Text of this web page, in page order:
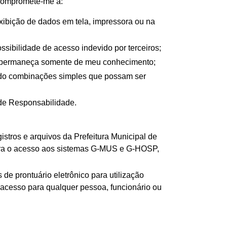
de dados em tela, impressora ou na
de acesso indevido por terceiros;
somente de meu conhecimento;
combinações simples que possam ser
Responsabilidade.
e arquivos da Prefeitura Municipal de
o acesso aos sistemas G-MUS e G-HOSP,
prontuário eletrônico para utilização
para qualquer pessoa, funcionário ou